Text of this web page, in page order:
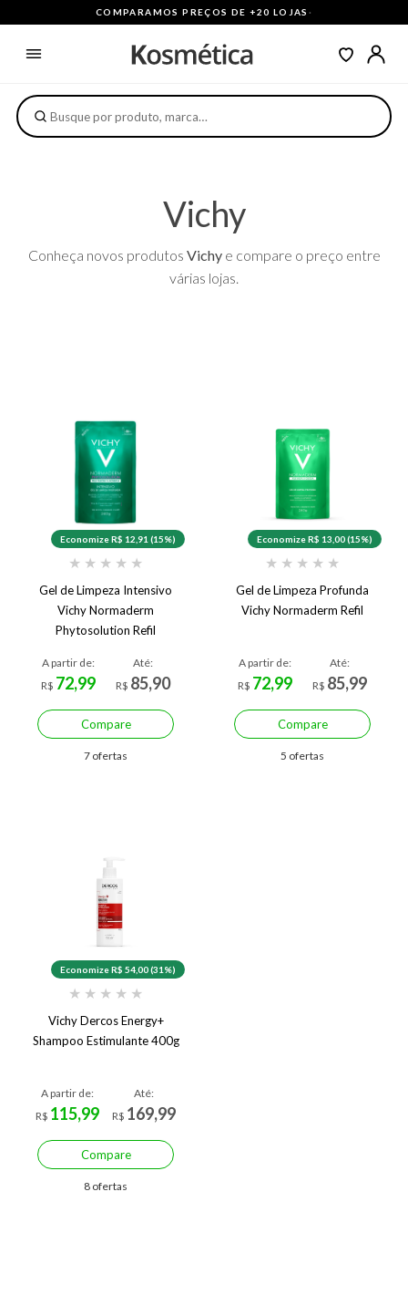
COMPARAMOS PREÇOS DE +20 LOJAS ·
Vichy
Conheça novos produtos Vichye compare o preço entre
várias lojas.
Economize R$ 12,91 (15%)
★ ★ ★ ★ ★
Gel de Limpeza Intensivo
Vichy Normaderm
Phytosolution Refil
A partir de:
R$ 72,99
Até:
R$ 85,90
Compare
7 ofertas
Economize R$ 13,00 (15%)
★ ★ ★ ★ ★
Gel de Limpeza Profunda
Vichy Normaderm Refil
A partir de:
R$ 72,99
Até:
R$ 85,99
Compare
5 ofertas
Economize R$ 54,00 (31%)
★ ★ ★ ★ ★
Vichy Dercos Energy+
Shampoo Estimulante 400g
A partir de:
R$ 115,99
Até:
R$ 169,99
Compare
8 ofertas